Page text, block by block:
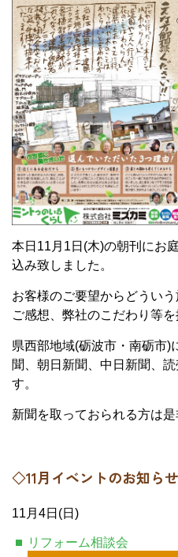
本日11月1日(木)の朝刊にお
込み致しました。
お客様のご要望からどうい
ご感想、弊社のこだわり等を
県西部地域(砺波市・南砺市)
聞、朝日新聞、中日新聞、
す。
新聞を取っておられる方は
◇11月イベントのお知らせ
11月4日(日)
リフォーム相談会